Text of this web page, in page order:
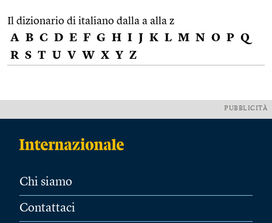
Il dizionario di italiano dalla a alla z
A B C D E F G H I J K L M N O P Q
R S T U V W X Y Z
PUBBLICITÀ
Chi siamo
Contattaci